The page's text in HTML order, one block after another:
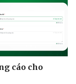
cáo cho